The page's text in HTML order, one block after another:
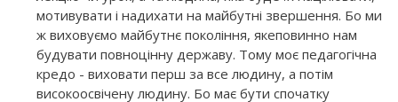
мотивувати і надихати на майбутні звершення. Бо ми
ж виховуємо майбутнє покоління, якеповинно нам
будувати повноцінну державу. Тому моє педагогічна
кредо - виховати перш за все людину, а потім
високоосвічену людину. Бо має бути спочатку